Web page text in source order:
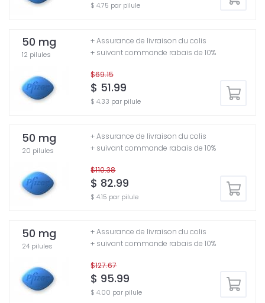
$ 4.75 par pilule
50 mg
12 pilules
$69.15
$ 51.99
$ 4.33 par pilule
+ Assurance de livraison du colis
+ suivant commande rabais de 10%
50 mg
20 pilules
$110.38
$ 82.99
$ 4.15 par pilule
+ Assurance de livraison du colis
+ suivant commande rabais de 10%
50 mg
24 pilules
$127.67
$ 95.99
$ 4.00 par pilule
+ Assurance de livraison du colis
+ suivant commande rabais de 10%